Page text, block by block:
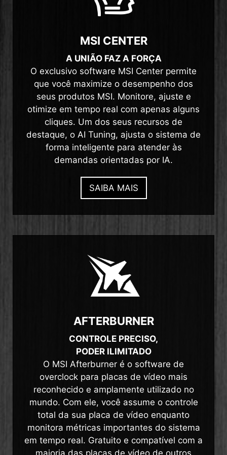
MSI CENTER
A UNIÃO FAZ A FORÇA
O exclusivo software MSI Center permite
que você maximize o desempenho dos
seus produtos MSI. Monitore, ajuste e
otimize em tempo real com apenas alguns
cliques. Um dos seus recursos de
destaque, o AI Tuning, ajusta o sistema de
forma inteligente para atender às
demandas orientadas por IA.
SAIBA MAIS
AFTERBURNER
CONTROLE PRECISO,
PODER ILIMITADO
O MSI Afterburner é o software de
overclock para placas de vídeo mais
reconhecido e amplamente utilizado no
mundo. Com ele, você assume o controle
total da sua placa de vídeo enquanto
monitora métricas importantes do sistema
em tempo real. Gratuito e compatível com a
maioria das placas de vídeo de outros